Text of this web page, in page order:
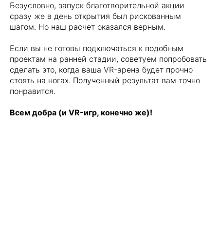
Безусловно, запуск благотворительной акции
сразу же в день открытия был рискованным
шагом. Но наш расчет оказался верным.
Если вы не готовы подключаться к подобным
проектам на ранней стадии, советуем попробовать
сделать это, когда ваша VR-арена будет прочно
стоять на ногах. Полученный результат вам точно
понравится.
Всем добра (и VR-игр, конечно же)!